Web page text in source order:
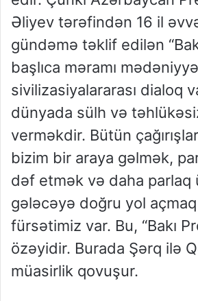
Əliyev tərəfindən 16 il
gündəmə təklif edilən
başlıca məramı
sivilizasiyalararası dialoq
dünyada sülh və
verməkdir. Bütün
bizim bir araya gəlmək,
dəf etmək və daha parlaq
gələcəyə doğru yol
fürsətimiz var. Bu, “Bakı
özəyidir. Burada Şərq ilə
müasirlik qovuşur.